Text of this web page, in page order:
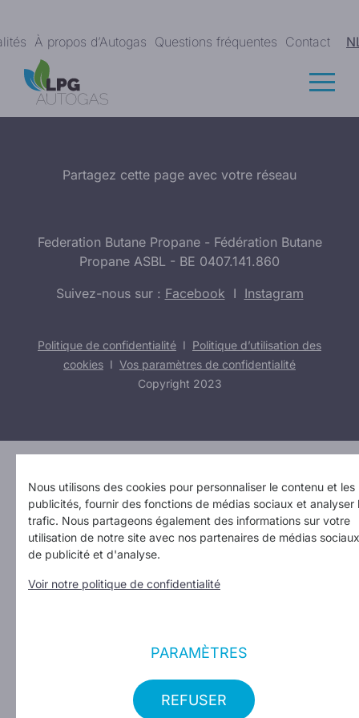
À propos d’Autogas Questions fréquentes Contact
Partagez cette page avec votre réseau
Federation Butane Propane - Fédération Butane
Propane ASBL - BE 0407.141.860
Suivez-nous sur : Facebook I Instagram
Politique de confidentialité I Politique d’utilisation des
cookies I Vos paramètres de confidentialité
Copyright 2023
Nous utilisons des cookies pour personnaliser le contenu et les
publicités, fournir des fonctions de médias sociaux et analyser
trafic. Nous partageons également des informations sur votre
utilisation de notre site avec nos partenaires de médias
de publicité et d'analyse.
Voir notre politique de confidentialité
PARAMÈTRES
REFUSER